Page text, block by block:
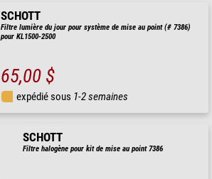
SCHOTT
Filtre lumière du jour pour système de mise au point (# 7386)
pour KL1500-2500
65,00 $
expédié sous 1-2 semaines
SCHOTT
Filtre halogène pour kit de mise au point 7386